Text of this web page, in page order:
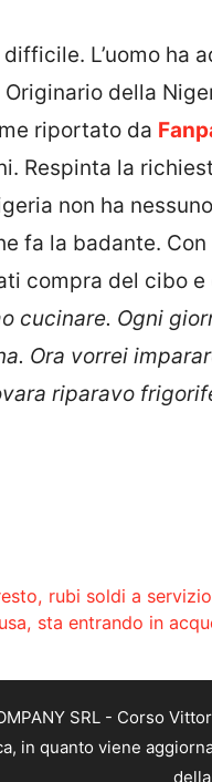
L’uomo ha
della
riportato da
Respinta la
non ha
fa la badante.
compra del cibo e
cucinare. Ogni
Ora vorrei
riparavo
rubi soldi a
sta entrando in
SRL - Corso
in quanto viene